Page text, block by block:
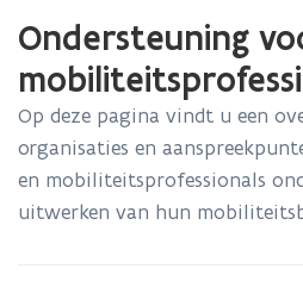
zich
op:
Ondersteuning
mobiliteitsprofessionals
Ondersteuning
Op deze pagina vindt u een
organisaties en
en mobiliteitsprofessionals
uitwerken van hun